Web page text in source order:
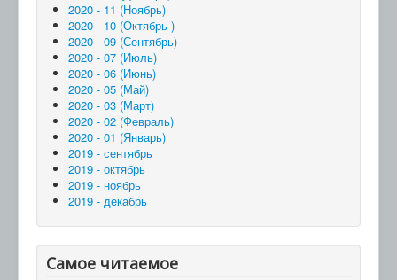
2020 - 11 (Ноябрь)
2020 - 10 (Октябрь )
2020 - 09 (Сентябрь)
2020 - 07 (Июль)
2020 - 06 (Июнь)
2020 - 05 (Май)
2020 - 03 (Март)
2020 - 02 (Февраль)
2020 - 01 (Январь)
2019 - сентябрь
2019 - октябрь
2019 - ноябрь
2019 - декабрь
Самое читаемое